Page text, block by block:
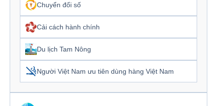
Chuyển đổi số
Cải cách hành chính
Du lịch Tam Nông
Người Việt Nam ưu tiên dùng hàng Việt Nam